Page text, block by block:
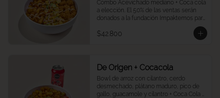
Combo Acevichado mediano + Coca cola
a elección. El 50% de las ventas serán
donados a la fundación Impaktemos para
apoyar a las víctimas del terremoto en
Venezuela.
$42.800
De Origen + Cocacola
Bowl de arroz con cilantro, cerdo
desmechado, plátano maduro, pico de
gallo, guacamole y cilantro + Coca Cola a